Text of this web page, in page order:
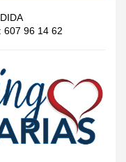
607 96 14 62